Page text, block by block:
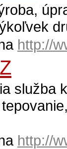
http://
služba
http://